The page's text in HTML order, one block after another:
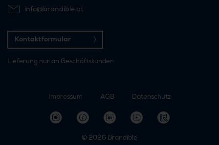
info@brandible.at
Kontaktformular
Lieferung nur an Geschäftskunden
Impressum AGB Datenschutz
© 2026 Brandible